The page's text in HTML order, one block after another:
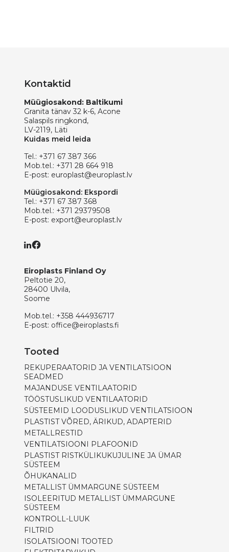
Kontaktid
Müügiosakond: Baltikumi
Granita tänav 32 k-6, Acone
Salaspils ringkond,
LV-2119, Läti
Kuidas meid leida
Tel.: +371 67 387 366
Mob.tel.: +371 28 664 918
E-post: europlast@europlast.lv
Müügiosakond: Ekspordi
Tel.: +371 67 387 368
Mob.tel.: +371 29379508
E-post: export@europlast.lv
Eiroplasts Finland Oy
Peltotie 20,
28400 Ulvila,
Soome
Mob.tel.: +358 444936717
E-post: office@eiroplasts.fi
Tooted
REKUPERAATORID JA VENTILATSIOON
SEADMED
MAJANDUSE VENTILAATORID
TÖÖSTUSLIKUD VENTILAATORID
SÜSTEEMID LOODUSLIKUD VENTILATSIOON
PLASTIST VÕRED, ÄRIKUD, ADAPTERID
METALLRESTID
VENTILATSIOONI PLAFOONID
PLASTIST RISTKÜLIKUKUJULINE JA ÜMAR
SÜSTEEM
ÕHUKANALID
METALLIST ÜMMARGUNE SÜSTEEM
ISOLEERITUD METALLIST ÜMMARGUNE
SÜSTEEM
KONTROLL-LUUK
FILTRID
ISOLATSIOONI TOOTED